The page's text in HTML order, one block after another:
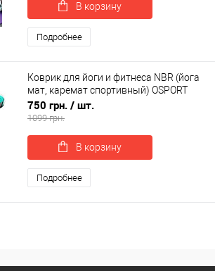
В корзину
Подробнее
Коврик для йоги и фитнеса NBR (йога
мат, каремат спортивный) OSPORT
Mat Pro Plus 1см (OF-0276)
750 грн. / шт.
1099 грн.
В корзину
Подробнее